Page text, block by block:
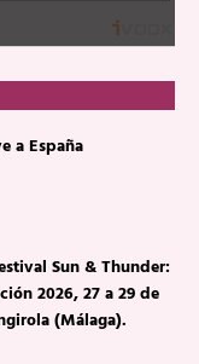
a España
Sun & Thunder:
2026, 27 a 29 de
(Málaga).